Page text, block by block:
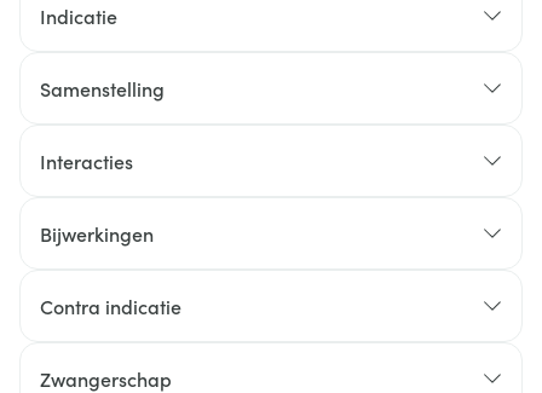
Indicatie
Samenstelling
Interacties
Bijwerkingen
Contra indicatie
Zwangerschap